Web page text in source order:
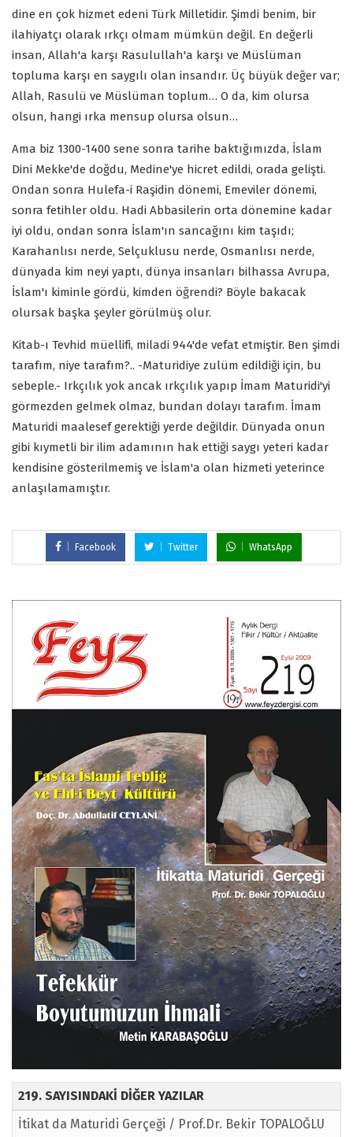
dine en çok hizmet edeni Türk Milletidir. Şimdi benim, bir
ilahiyatçı olarak ırkçı olmam mümkün değil. En değerli
insan, Allah'a karşı Rasulullah'a karşı ve Müslüman
topluma karşı en saygılı olan insandır. Üç büyük değer var;
Allah, Rasulü ve Müslüman toplum… O da, kim olursa
olsun, hangi ırka mensup olursa olsun…
Ama biz 1300-1400 sene sonra tarihe baktığımızda, İslam
Dini Mekke'de doğdu, Medine'ye hicret edildi, orada gelişti.
Ondan sonra Hulefa-i Raşidin dönemi, Emeviler dönemi,
sonra fetihler oldu. Hadi Abbasilerin orta dönemine kadar
iyi oldu, ondan sonra İslam'ın sancağını kim taşıdı;
Karahanlısı nerde, Selçuklusu nerde, Osmanlısı nerde,
dünyada kim neyi yaptı, dünya insanları bilhassa Avrupa,
İslam'ı kiminle gördü, kimden öğrendi? Böyle bakacak
olursak başka şeyler görülmüş olur.
Kitab-ı Tevhid müellifi, miladi 944'de vefat etmiştir. Ben şimdi
tarafım, niye tarafım?.. -Maturidiye zulüm edildiği için, bu
sebeple.- Irkçılık yok ancak ırkçılık yapıp İmam Maturidi'yi
görmezden gelmek olmaz, bundan dolayı tarafım. İmam
Maturidi maalesef gerektiği yerde değildir. Dünyada onun
gibi kıymetli bir ilim adamının hak ettiği saygı yeteri kadar
kendisine gösterilmemiş ve İslam'a olan hizmeti yeterince
anlaşılamamıştır.
Facebook Twitter WhatsApp
219. SAYISINDAKİ DİĞER YAZILAR
İtikat da Maturidi Gerçeği / Prof.Dr. Bekir TOPALOĞLU